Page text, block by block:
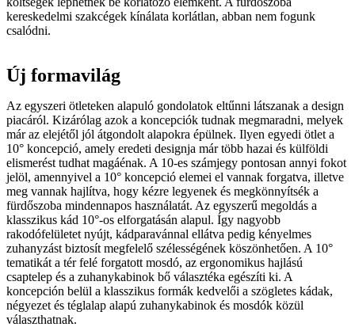
kereskedelmi szakcégek kínálata korlátlan, abban nem fogunk
csalódni.
Új formavilág
Az egyszeri ötleteken alapuló gondolatok eltűnni látszanak a design
piacáról. Kizárólag azok a koncepciók tudnak megmaradni, melyek
már az elejétől jól átgondolt alapokra épülnek. Ilyen egyedi ötlet a
10° koncepció, amely eredeti designja már több hazai és külföldi
elismerést tudhat magáénak. A 10-es számjegy pontosan annyi fokot
jelöl, amennyivel a 10° koncepció elemei el vannak forgatva, illetve
meg vannak hajlítva, hogy kézre legyenek és megkönnyítsék a
fürdőszoba mindennapos használatát. Az egyszerű megoldás a
klasszikus kád 10°-os elforgatásán alapul. Így nagyobb
rakodófelületet nyújt, kádparavánnal ellátva pedig kényelmes
zuhanyzást biztosít megfelelő szélességének köszönhetően. A 10°
tematikát a tér felé forgatott mosdó, az ergonomikus hajlású
csaptelep és a zuhanykabinok bő választéka egészíti ki. A
koncepción belül a klasszikus formák kedvelői a szögletes kádak,
négyezet és téglalap alapú zuhanykabinok és mosdók közül
választhatnak.